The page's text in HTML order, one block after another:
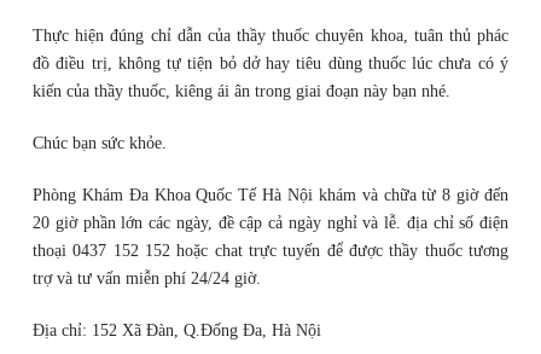
Thực hiện đúng chỉ dẫn của thầy thuốc chuyên khoa, tuân thủ phác
đồ điều trị, không tự tiện bỏ dở hay tiêu dùng thuốc lúc chưa có ý
kiến của thầy thuốc, kiêng ái ân trong giai đoạn này bạn nhé.
Chúc bạn sức khỏe.
Phòng Khám Đa Khoa Quốc Tế Hà Nội khám và chữa từ 8 giờ đến
20 giờ phần lớn các ngày, đề cập cả ngày nghỉ và lễ. địa chỉ số điện
thoại 0437 152 152 hoặc chat trực tuyến để được thầy thuốc tương
trợ và tư vấn miễn phí 24/24 giờ.
Địa chỉ: 152 Xã Đàn, Q.Đống Đa, Hà Nội